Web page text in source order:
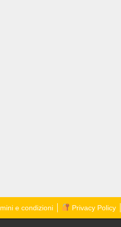
e condizioni Privacy Policy